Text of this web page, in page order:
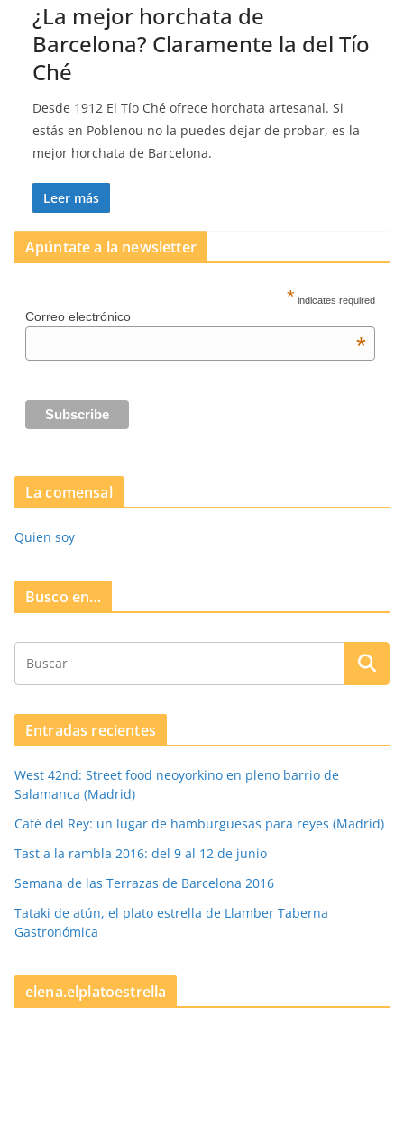
¿La mejor horchata de
Barcelona? Claramente la del Tío
Ché
Desde 1912 El Tío Ché ofrece horchata artesanal. Si
estás en Poblenou no la puedes dejar de probar, es la
mejor horchata de Barcelona.
Leer más
Apúntate a la newsletter
* indicates required
Correo electrónico
*
La comensal
Quien soy
Busco en…
Entradas recientes
West 42nd: Street food neoyorkino en pleno barrio de
Salamanca (Madrid)
Café del Rey: un lugar de hamburguesas para reyes (Madrid)
Tast a la rambla 2016: del 9 al 12 de junio
Semana de las Terrazas de Barcelona 2016
Tataki de atún, el plato estrella de Llamber Taberna
Gastronómica
elena.elplatoestrella